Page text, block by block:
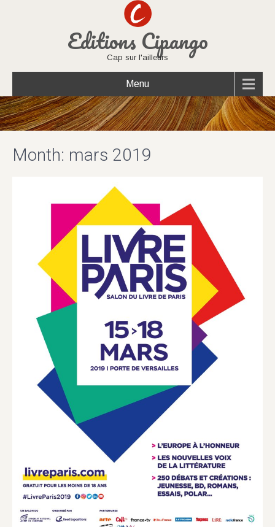
Editions Cipango
Cap sur l'ailleurs
Menu
Month: mars 2019